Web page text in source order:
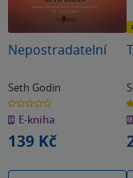
Nepostradatelní
Seth Godin
0.0
z
5
hvězdiček
E-kniha
139 Kč
z
5